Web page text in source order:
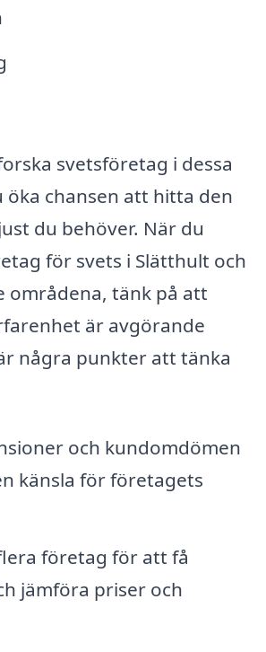
svetsföretag i dessa
öka chansen att hitta den
du behöver. När du
för svets i Slätthult och
områdena, tänk på att
är avgörande
några punkter att tänka
och kundomdömen
känsla för företagets
företag för att få
jämföra priser och